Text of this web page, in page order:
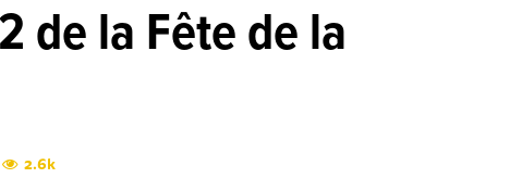
de la Fête de la
2.6k